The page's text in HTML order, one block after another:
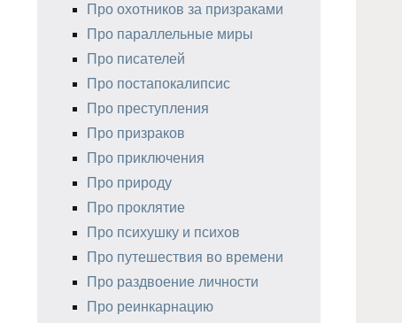
Про охотников за призраками
Про параллельные миры
Про писателей
Про постапокалипсис
Про преступления
Про призраков
Про приключения
Про природу
Про проклятие
Про психушку и психов
Про путешествия во времени
Про раздвоение личности
Про реинкарнацию